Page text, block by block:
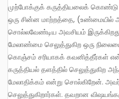
முற்போக்குக் கருத்தியலைக் கொண்டு
ஒரு சின்ன மாற்றத்தை, (உண்மையில்
சொல்லவேண்டிய அவசியம்
மேலாண்மை செலுத்துகிற ஒரு
கொஞ்சம் சரியாகக் கவனித்தீர்கள்
கருத்தியல் தளத்தில் செலுத்துகிற
மேலாதிக்கம் என்று சொல்கிறேன்.
செலுத்துகிறார்கள். தவறான